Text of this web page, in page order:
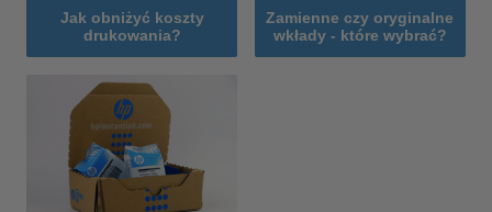
Jak obniżyć koszty
drukowania?
Zamienne czy oryginalne
wkłady - które wybrać?